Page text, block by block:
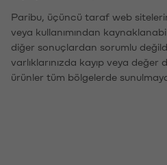
Paribu, üçüncü taraf web
veya kullanımından
diğer sonuçlardan sorumlu
varlıklarınızda kayıp veya değer
ürünler tüm bölgelerde